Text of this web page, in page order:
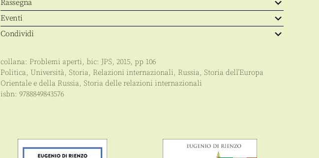
Rassegna
Eventi
Condividi
collana: Problemi aperti, bic: JPS, 2015, pp 106
Politica, Università, Storia, Relazioni internazionali, Russia, Storia dell’Europa
Orientale e della Russia, Storia delle relazioni internazionali
isbn: 9788849843576